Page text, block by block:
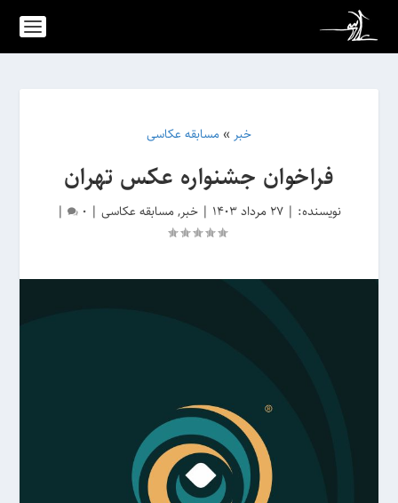
خبر » مسابقه عکاسی
فراخوان جشنواره عکس تهران
نویسنده: | 27 مرداد 1403 | خبر, مسابقه عکاسی |
0
|